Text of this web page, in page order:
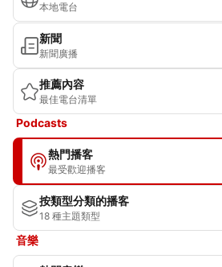
本地電台
新聞
新聞廣播
推薦內容
最佳電台清單
Podcasts
熱門播客
最受歡迎播客
按類型分類的播客
18 種主題類型
音樂